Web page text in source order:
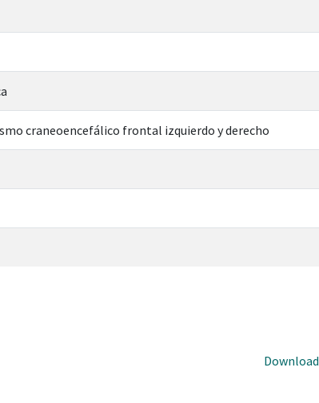
craneoencefálico frontal izquierdo y derecho
Download